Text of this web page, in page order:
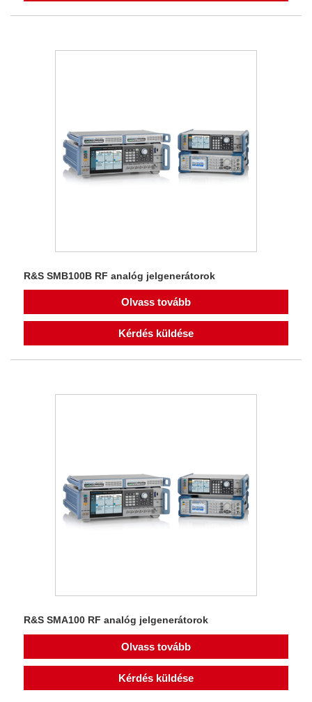
R&S SMB100B RF analóg jelgenerátorok
Olvass tovább
Kérdés küldése
R&S SMA100 RF analóg jelgenerátorok
Olvass tovább
Kérdés küldése